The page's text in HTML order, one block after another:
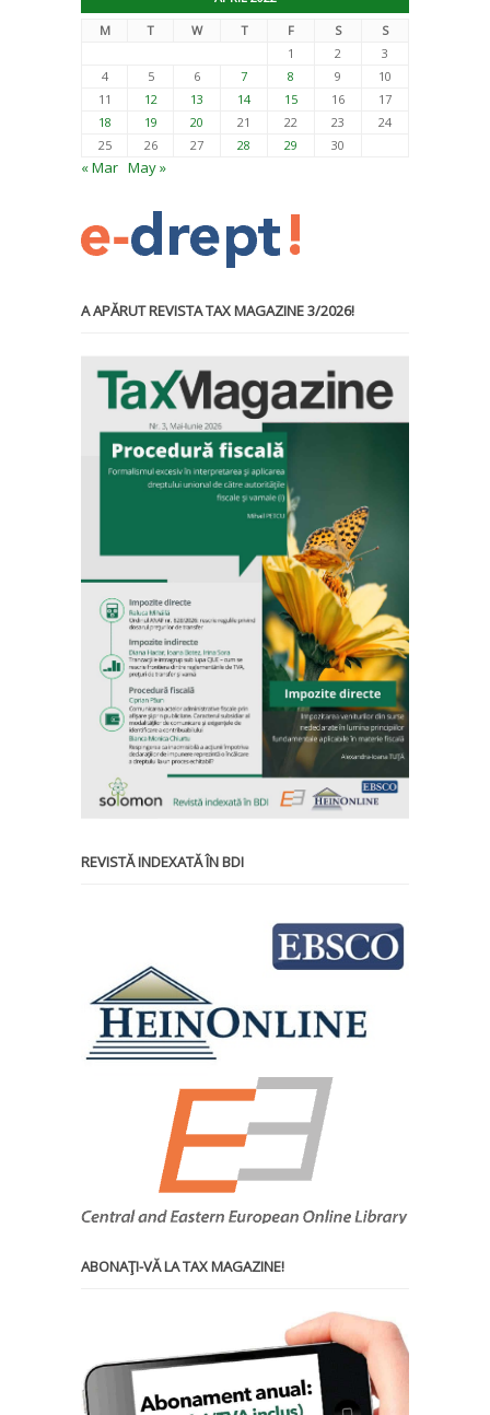
M
T W T F S
S
1
2
3
4
5 6 7 8 9
10
11
12 13 14 15 16
17
18
19 20 21 22 23
24
25
26 27 28 29 30
« Mar May »
A APĂRUT REVISTA TAX MAGAZINE 3/2026!
REVISTĂ INDEXATĂ ÎN BDI
ABONAŢI-VĂ LA TAX MAGAZINE!